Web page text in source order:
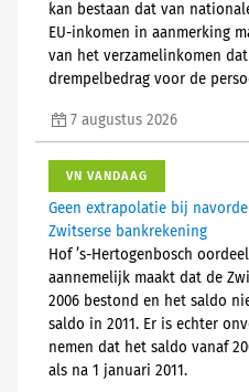
kan bestaan dat van
EU-inkomen in aanmerking
van het verzamelinkomen
drempelbedrag voor de
7 augustus 2026
VN VANDAAG
Geen extrapolatie bij
Zwitserse bankrekening
Hof ’s-Hertogenbosch
aannemelijk maakt dat de
2006 bestond en het saldo
saldo in 2011. Er is echter
nemen dat het saldo vanaf
als na 1 januari 2011.